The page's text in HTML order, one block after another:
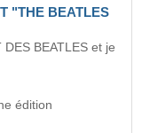
"THE BEATLES
BEATLES et je
édition